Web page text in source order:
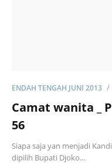
ENDAH TENGAH JUNI 2013
Camat wanita _
56
Siapa saja yan menjadi
dipilih Bupati Djoko…